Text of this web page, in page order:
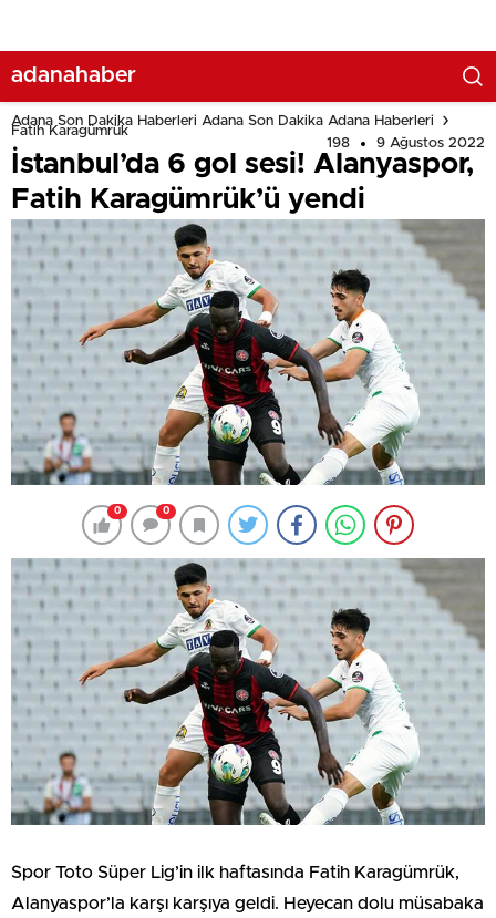
adanahaber
Adana Son Dakika Haberleri Adana Son Dakika Adana Haberleri
Fatih Karagümrük
198
9 Ağustos 2022
İstanbul’da 6 gol sesi! Alanyaspor,
Fatih Karagümrük’ü yendi
0 0
Spor Toto Süper Lig’in ilk haftasında Fatih Karagümrük,
Alanyaspor’la karşı karşıya geldi. Heyecan dolu müsabaka